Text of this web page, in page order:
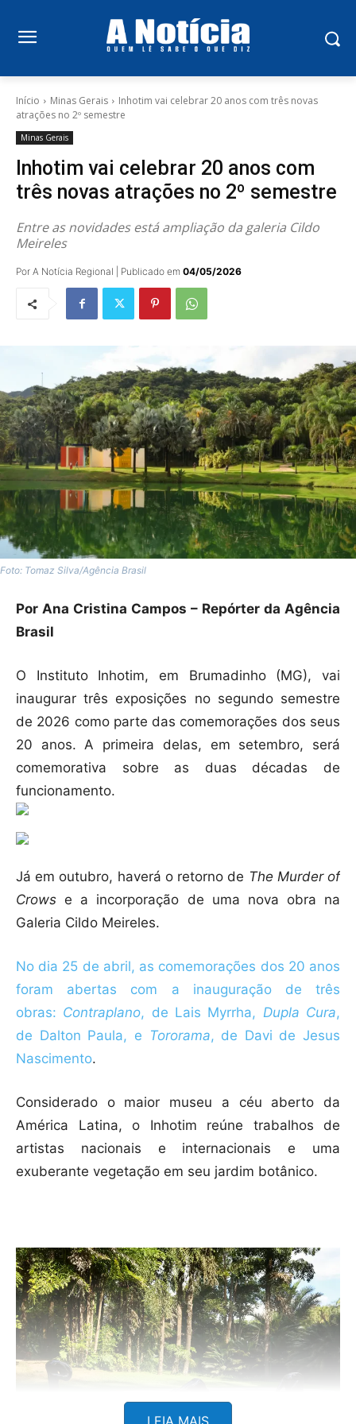
Início Minas Gerais
Inhotim vai celebrar 20 anos com três novas
atrações no 2º semestre
Minas Gerais
Inhotim vai celebrar 20 anos com
três novas atrações no 2º semestre
Entre as novidades está ampliação da galeria Cildo
Meireles
Por A Notícia Regional | Publicado em 04/05/2026
Foto: Tomaz Silva/Agência Brasil
Por Ana Cristina Campos – Repórter da Agência
Brasil
O Instituto Inhotim, em Brumadinho (MG), vai
inaugurar três exposições no segundo semestre
de 2026 como parte das comemorações dos seus
20 anos. A primeira delas, em setembro, será
comemorativa sobre as duas décadas de
funcionamento.
Já em outubro, haverá o retorno de The Murder of
Crows e a incorporação de uma nova obra na
Galeria Cildo Meireles.
No dia 25 de abril, as comemorações dos 20 anos
foram abertas com a inauguração de três
obras: Contraplano, de Lais Myrrha, Dupla Cura,
de Dalton Paula, e Tororama, de Davi de Jesus
Nascimento.
Considerado o maior museu a céu aberto da
América Latina, o Inhotim reúne trabalhos de
artistas nacionais e internacionais e uma
exuberante vegetação em seu jardim botânico.
LEIA MAIS